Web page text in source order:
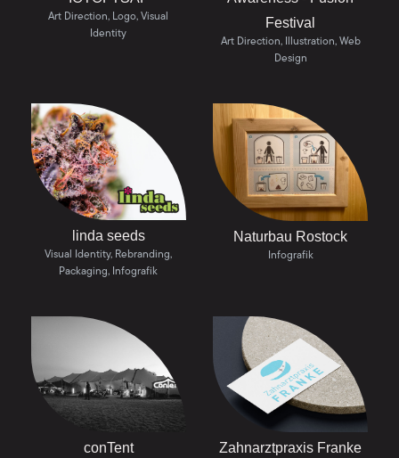
Art Direction, Logo, Visual
Identity
Festival
Art Direction, Illustration, Web
Design
linda seeds
Visual Identity, Rebranding,
Packaging, Infografik
Naturbau Rostock
Infografik
conTent Zahnarztpraxis Franke